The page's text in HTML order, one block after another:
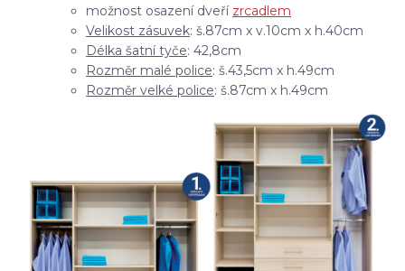
možnost osazení dveří zrcadlem
Velikost zásuvek: š.87cm x v.10cm x h.40cm
Délka šatní tyče: 42,8cm
Rozměr malé police: š.43,5cm x h.49cm
Rozměr velké police: š.87cm x h.49cm